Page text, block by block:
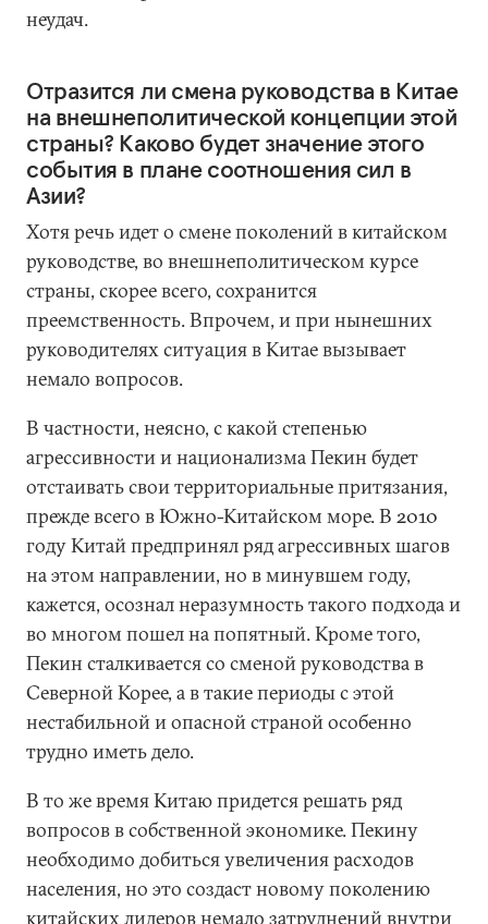
неудач.
Отразится ли смена руководства в Китае
на внешнеполитической концепции этой
страны? Каково будет значение этого
события в плане соотношения сил в
Азии?
Хотя речь идет о смене поколений в китайском
руководстве, во внешнеполитическом курсе
страны, скорее всего, сохранится
преемственность. Впрочем, и при нынешних
руководителях ситуация в Китае вызывает
немало вопросов.
В частности, неясно, с какой степенью
агрессивности и национализма Пекин будет
отстаивать свои территориальные притязания,
прежде всего в Южно-Китайском море. В 2010
году Китай предпринял ряд агрессивных шагов
на этом направлении, но в минувшем году,
кажется, осознал неразумность такого подхода и
во многом пошел на попятный. Кроме того,
Пекин сталкивается со сменой руководства в
Северной Корее, а в такие периоды с этой
нестабильной и опасной страной особенно
трудно иметь дело.
В то же время Китаю придется решать ряд
вопросов в собственной экономике. Пекину
необходимо добиться увеличения расходов
населения, но это создаст новому поколению
китайских лидеров немало затруднений внутри